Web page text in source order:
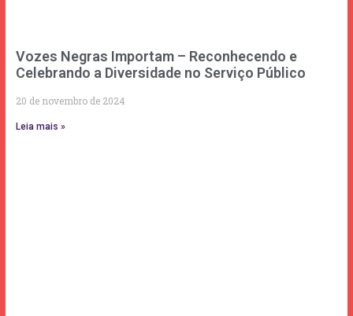
Vozes Negras Importam – Reconhecendo e
Celebrando a Diversidade no Serviço Público
20 de novembro de 2024
Leia mais »